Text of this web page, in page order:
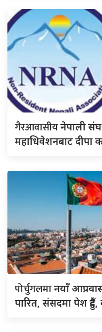
गैरआवासीयनेपाली
महाधिवेशनबाट दीपा
पोर्चुगलमानयाँ
पारित, संसदमा पेश